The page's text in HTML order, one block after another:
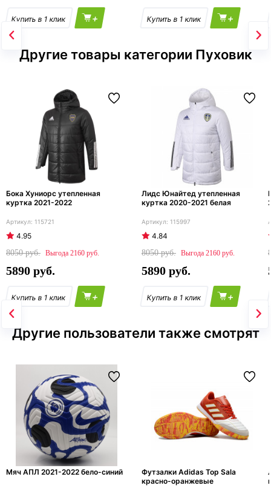
+ +
Другие товары категории Пуховик
Бока Хуниорс утепленная
куртка 2021-2022
115721
4.95
8050
2160
5890
+
Лидс Юнайтед утепленная
куртка 2020-2021 белая
115997
4.84
8050
2160
5890
+
Другие пользователи также смотрят
Мяч АПЛ 2021-2022 бело-синий
Футзалки Adidas Top Sala
красно-оранжевые